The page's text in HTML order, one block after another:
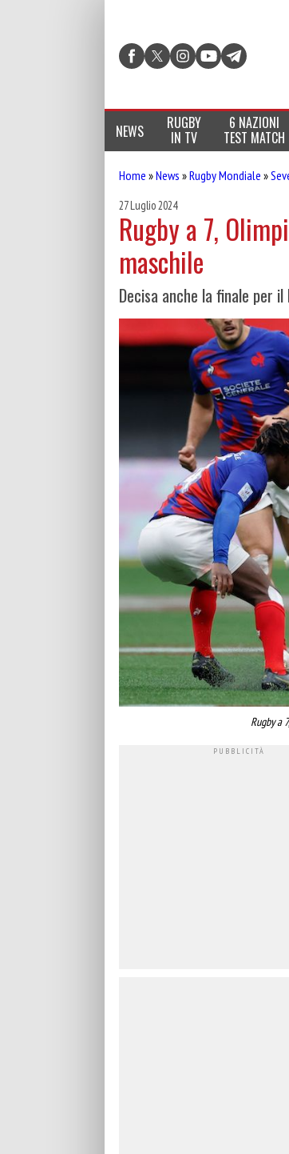
NEWS RUGBY
IN TV
6 NAZIONI
TEST MATCH
Home »News »Rugby Mondiale »
27 Luglio 2024
Rugby a 7,
maschile
Decisa anche la finale per
Rugby a